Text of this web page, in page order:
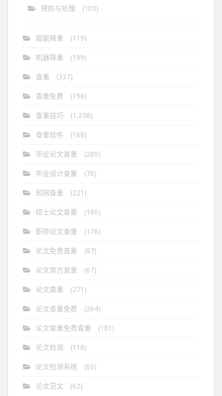
预防与处理 (103)
智能降重 (119)
机器降重 (199)
查重 (337)
查重免费 (198)
查重技巧 (1,238)
查重软件 (168)
毕业论文查重 (289)
毕业设计查重 (76)
知网查重 (221)
硕士论文查重 (186)
职称论文查重 (176)
论文免费查重 (87)
论文官方查重 (67)
论文查重 (271)
论文查重免费 (264)
论文查重免费查重 (101)
论文检测 (118)
论文检测系统 (65)
论文范文
(62)